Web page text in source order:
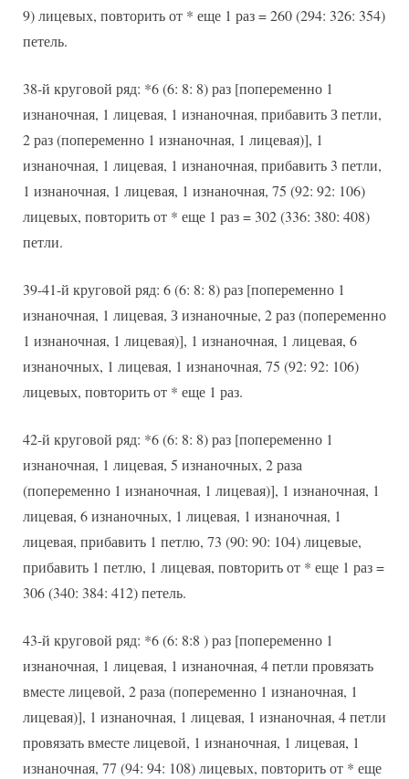
9) лицевых, повторить от * еще 1 раз = 260 (294: 326: 354)
петель.
38-й круговой ряд: *6 (6: 8: 8) раз [попеременно 1
изнаночная, 1 лицевая, 1 изнаночная, прибавить З петли,
2 раз (попеременно 1 изнаночная, 1 лицевая)], 1
изнаночная, 1 лицевая, 1 изнаночная, прибавить 3 петли,
1 изнаночная, 1 лицевая, 1 изнаночная, 75 (92: 92: 106)
лицевых, повторить от * еще 1 раз = 302 (336: 380: 408)
петли.
39-41-й круговой ряд: 6 (6: 8: 8) раз [попеременно 1
изнаночная, 1 лицевая, З изнаночные, 2 раз (попеременно
1 изнаночная, 1 лицевая)], 1 изнаночная, 1 лицевая, 6
изнаночных, 1 лицевая, 1 изнаночная, 75 (92: 92: 106)
лицевых, повторить от * еще 1 раз.
42-й круговой ряд: *6 (6: 8: 8) раз [попеременно 1
изнаночная, 1 лицевая, 5 изнаночных, 2 раза
(попеременно 1 изнаночная, 1 лицевая)], 1 изнаночная, 1
лицевая, 6 изнаночных, 1 лицевая, 1 изнаночная, 1
лицевая, прибавить 1 петлю, 73 (90: 90: 104) лицевые,
прибавить 1 петлю, 1 лицевая, повторить от * еще 1 раз =
306 (340: 384: 412) петель.
43-й круговой ряд: *6 (6: 8:8 ) раз [попеременно 1
изнаночная, 1 лицевая, 1 изнаночная, 4 петли провязать
вместе лицевой, 2 раза (попеременно 1 изнаночная, 1
лицевая)], 1 изнаночная, 1 лицевая, 1 изнаночная, 4 петли
провязать вместе лицевой, 1 изнаночная, 1 лицевая, 1
изнаночная, 77 (94: 94: 108) лицевых, повторить от * еще